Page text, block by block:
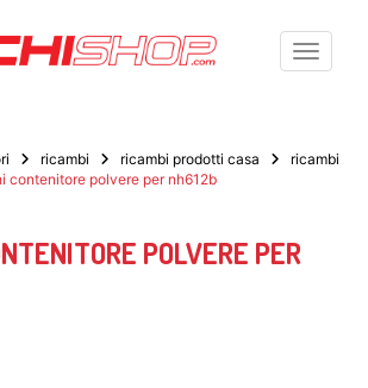
Toggle
ricambi ricambi prodotti casa
ricambi
contenitore polvere per nh612b
POLVERE PER